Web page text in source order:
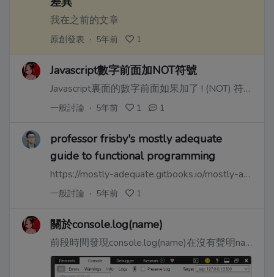
我在之前的文章
原創發表 · 5年前 1
Javascript數字前面加NOT符號
Javascript裏面的數字前面如果加了 ! (NOT) 符號是會轉換為邏輯型變量。除了!0會是true之外，其他數字前加!會變爲false。所以在寫一些涉及大小比較表達式時候，例如，!(x > a) ，注意**不要忘記括號**。
一般討論 · 5年前 1 1
professor frisby's mostly adequate
guide to functional programming
https://mostly-adequate.gitbooks.io/mostly-adequate-guide/content/
一般討論 · 5年前 1
關於console.log(name)
前段時間發現console.log(name)在沒有聲明name的情況下居然不會報錯。然後Google了一會發現原來這個對應window.name，是全局變量window的一個name屬性。